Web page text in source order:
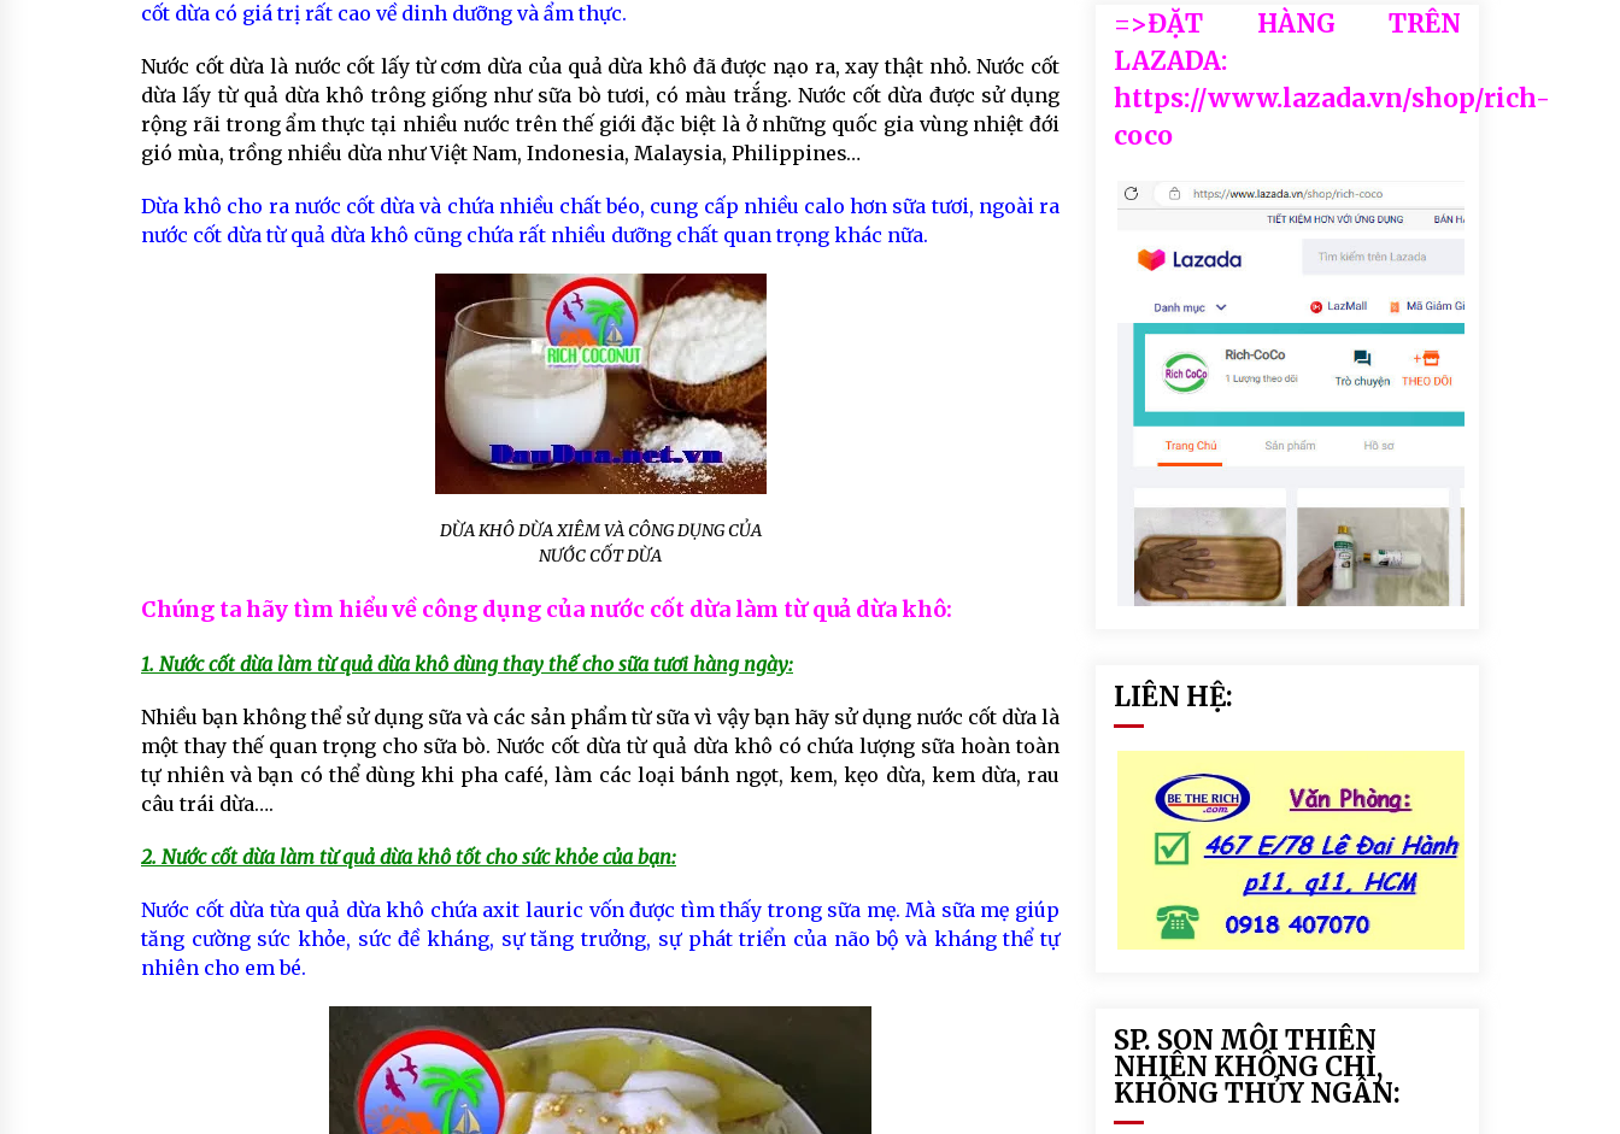
cốt dừa có giá trị rất cao về dinh dưỡng và ẩm thực.
Nước cốt dừa là nước cốt lấy từ cơm dừa của quả dừa khô đã được nạo ra, xay thật nhỏ. Nước cốt
dừa lấy từ quả dừa khô trông giống như sữa bò tươi, có màu trắng. Nước cốt dừa được sử dụng
rộng rãi trong ẩm thực tại nhiều nước trên thế giới đặc biệt là ở những quốc gia vùng nhiệt đới
gió mùa, trồng nhiều dừa như Việt Nam, Indonesia, Malaysia, Philippines…
Dừa khô cho ra nước cốt dừa và chứa nhiều chất béo, cung cấp nhiều calo hơn sữa tươi, ngoài ra
nước cốt dừa từ quả dừa khô cũng chứa rất nhiều dưỡng chất quan trọng khác nữa.
DỪA KHÔ DỪA XIÊM VÀ CÔNG DỤNG CỦA
NƯỚC CỐT DỪA
Chúng ta hãy tìm hiểu về công dụng của nước cốt dừa làm từ quả dừa khô:
1. Nước cốt dừa làm từ quả dừa khô dùng thay thế cho sữa tươi hàng ngày:
Nhiều bạn không thể sử dụng sữa và các sản phẩm từ sữa vì vậy bạn hãy sử dụng nước cốt dừa là
một thay thế quan trọng cho sữa bò. Nước cốt dừa từ quả dừa khô có chứa lượng sữa hoàn toàn
tự nhiên và bạn có thể dùng khi pha café, làm các loại bánh ngọt, kem, kẹo dừa, kem dừa, rau
câu trái dừa….
2. Nước cốt dừa làm từ quả dừa khô tốt cho sức khỏe của bạn:
Nước cốt dừa từa quả dừa khô chứa axit lauric vốn được tìm thấy trong sữa mẹ. Mà sữa mẹ giúp
tăng cường sức khỏe, sức đề kháng, sự tăng trưởng, sự phát triển của não bộ và kháng thể tự
nhiên cho em bé.
=>ĐẶT HÀNG TRÊN
LAZADA:
https://www.lazada.vn/shop/rich-
coco
LIÊN HỆ:
SP. SON MÔI THIÊN
NHIÊN KHÔNG CHÌ,
KHÔNG THỦY NGÂN: